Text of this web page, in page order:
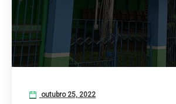
outubro 25, 2022